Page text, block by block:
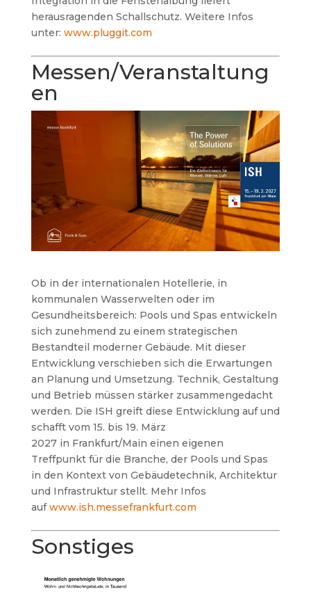
herausragenden Schallschutz. Weitere Infos
unter: www.pluggit.com
Messen/Veranstaltung
en
Ob in der internationalen Hotellerie, in
kommunalen Wasserwelten oder im
Gesundheitsbereich: Pools und Spas entwickeln
sich zunehmend zu einem strategischen
Bestandteil moderner Gebäude. Mit dieser
Entwicklung verschieben sich die Erwartungen
an Planung und Umsetzung. Technik, Gestaltung
und Betrieb müssen stärker zusammengedacht
werden. Die ISH greift diese Entwicklung auf und
schafft vom 15. bis 19. März
2027 in Frankfurt/Main einen eigenen
Treffpunkt für die Branche, der Pools und Spas
in den Kontext von Gebäudetechnik, Architektur
und Infrastruktur stellt. Mehr Infos
aufwww.ish.messefrankfurt.com
Sonstiges